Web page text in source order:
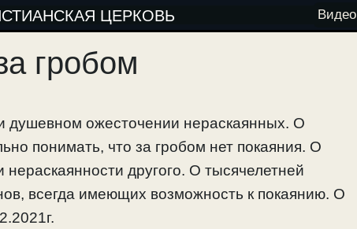
ЦЕРКОВЬ Видео
гробом
душевном ожесточении нераскаянных. О
понимать, что за гробом нет покаяния. О
другого. О тысячелетней
всегда имеющих возможность к покаянию. О